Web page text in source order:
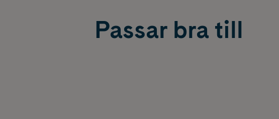
Passar bra till